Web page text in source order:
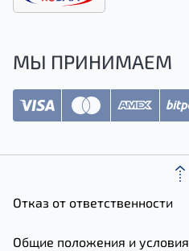
МЫ ПРИНИМАЕМ
Отказ от ответственности
Общие положения и условия